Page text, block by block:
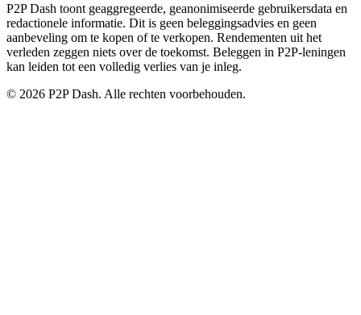
P2P Dash toont geaggregeerde, geanonimiseerde gebruikersdata en
redactionele informatie. Dit is geen beleggingsadvies en geen
aanbeveling om te kopen of te verkopen. Rendementen uit het
verleden zeggen niets over de toekomst. Beleggen in P2P-leningen
kan leiden tot een volledig verlies van je inleg.
© 2026 P2P Dash. Alle rechten voorbehouden.